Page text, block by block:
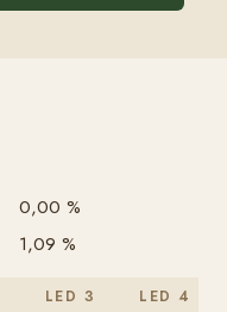
0,00 %
1,09 %
LED 3 LED 4